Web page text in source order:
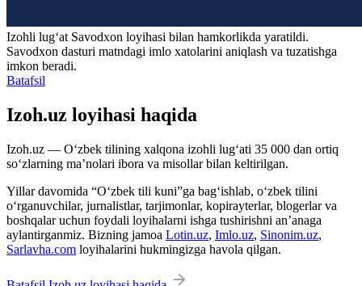
Izohli lugʻat Savodxon loyihasi bilan hamkorlikda yaratildi.
Savodxon dasturi matndagi imlo xatolarini aniqlash va tuzatishga
imkon beradi.
Batafsil
Izoh.uz loyihasi haqida
Izoh.uz — O‘zbek tilining xalqona izohli lug‘ati 35 000 dan ortiq
so‘zlarning ma’nolari ibora va misollar bilan keltirilgan.
Yillar davomida “O‘zbek tili kuni”ga bag‘ishlab, o‘zbek tilini
o‘rganuvchilar, jurnalistlar, tarjimonlar, kopirayterlar, blogerlar va
boshqalar uchun foydali loyihalarni ishga tushirishni an’anaga
aylantirganmiz. Bizning jamoa Lotin.uz, Imlo.uz, Sinonim.uz,
Sarlavha.com loyihalarini hukmingizga havola qilgan.